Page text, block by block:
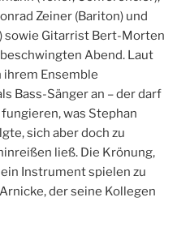
Zeiner (Bariton) und
sowie Gitarrist Bert-Morten
Abend. Laut
ihrem Ensemble
Bass-Sänger an – der darf
was Stephan
sich aber doch zu
ließ. Die Krönung,
Instrument spielen zu
der seine Kollegen